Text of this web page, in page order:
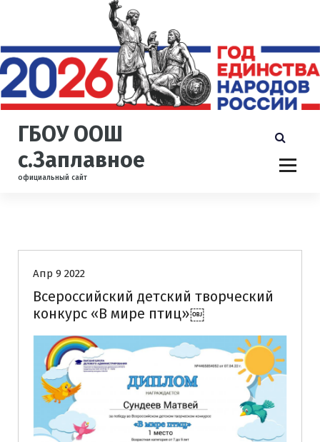
е
й
т
и
ГБОУ ООШ
с.Заплавное
официальный сайт
Апр 9 2022
Всероссийский детский творческий
конкурс «В мире птиц»￼